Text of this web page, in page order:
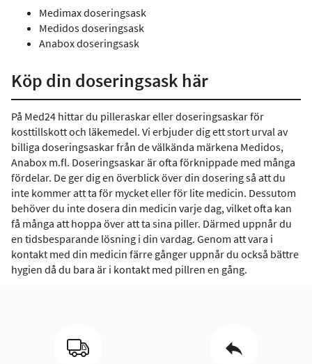
Medimax doseringsask
Medidos doseringsask
Anabox doseringsask
Köp din doseringsask här
På Med24 hittar du pilleraskar eller doseringsaskar för
kosttillskott och läkemedel. Vi erbjuder dig ett stort urval av
billiga doseringsaskar från de välkända märkena Medidos,
Anabox m.fl. Doseringsaskar är ofta förknippade med många
fördelar. De ger dig en överblick över din dosering så att du
inte kommer att ta för mycket eller för lite medicin. Dessutom
behöver du inte dosera din medicin varje dag, vilket ofta kan
få många att hoppa över att ta sina piller. Därmed uppnår du
en tidsbesparande lösning i din vardag. Genom att vara i
kontakt med din medicin färre gånger uppnår du också bättre
hygien då du bara är i kontakt med pillren en gång.